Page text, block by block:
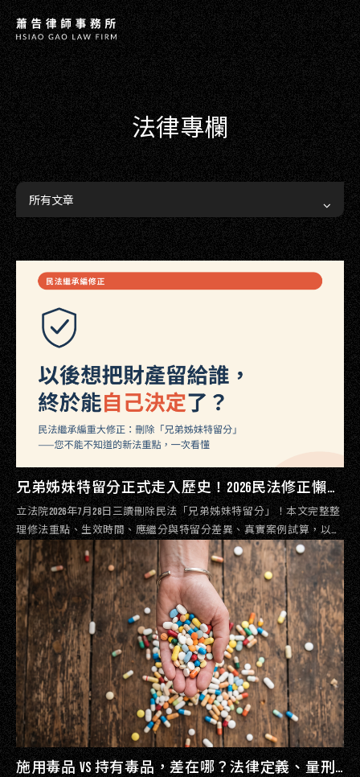
法律專欄
所有文章
兄弟姊妹特留分正式走入歷史！2026民法修正懶人
包：生效日、影響、案例一次看懂
立法院2026年7月28日三讀刪除民法「兄弟姊妹特留分」！本文完整整
理修法重點、生效時間、應繼分與特留分差異、真實案例試算，以及
沒有遺囑時繼承人如何分配遺產，蕭告律師事務所帶你一次搞懂。
施用毒品 vs 持有毒品，差在哪？法律定義、量刑
HSIAO